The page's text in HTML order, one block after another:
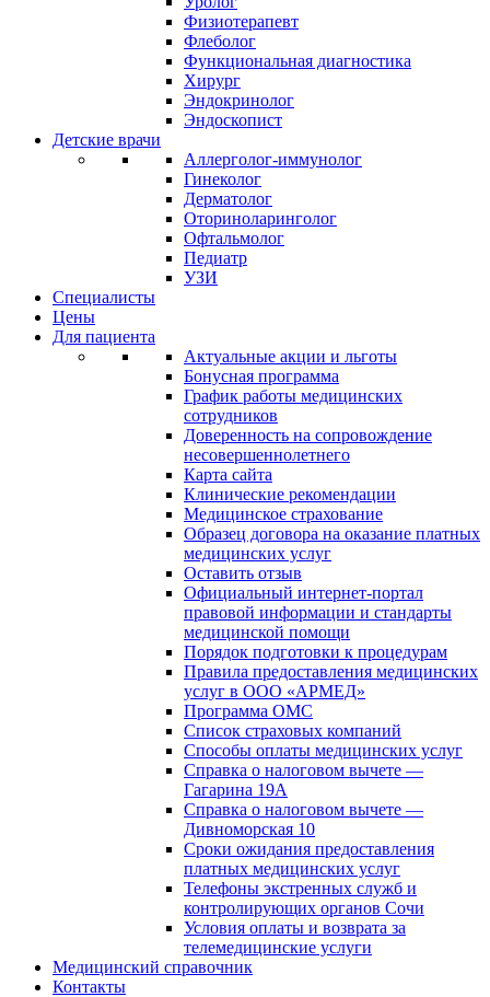
Физиотерапевт
Флеболог
Функциональная диагностика
Хирург
Эндокринолог
Эндоскопист
Детские врачи
Аллерголог-иммунолог
Гинеколог
Дерматолог
Оториноларинголог
Офтальмолог
Педиатр
УЗИ
Специалисты
Цены
Для пациента
Актуальные акции и льготы
Бонусная программа
График работы медицинских
сотрудников
Доверенность на сопровождение
несовершеннолетнего
Карта сайта
Клинические рекомендации
Медицинское страхование
Образец договора на оказание платных
медицинских услуг
Оставить отзыв
Официальный интернет-портал
правовой информации и стандарты
медицинской помощи
Порядок подготовки к процедурам
Правила предоставления медицинских
услуг в ООО «АРМЕД»
Программа ОМС
Список страховых компаний
Способы оплаты медицинских услуг
Справка о налоговом вычете —
Гагарина 19А
Справка о налоговом вычете —
Дивноморская 10
Сроки ожидания предоставления
платных медицинских услуг
Телефоны экстренных служб и
контролирующих органов Сочи
Условия оплаты и возврата за
телемедицинские услуги
Медицинский справочник
Контакты